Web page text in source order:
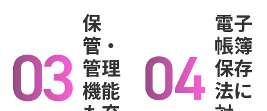
保
管・
管理
機能
電子
帳簿
保存
法に